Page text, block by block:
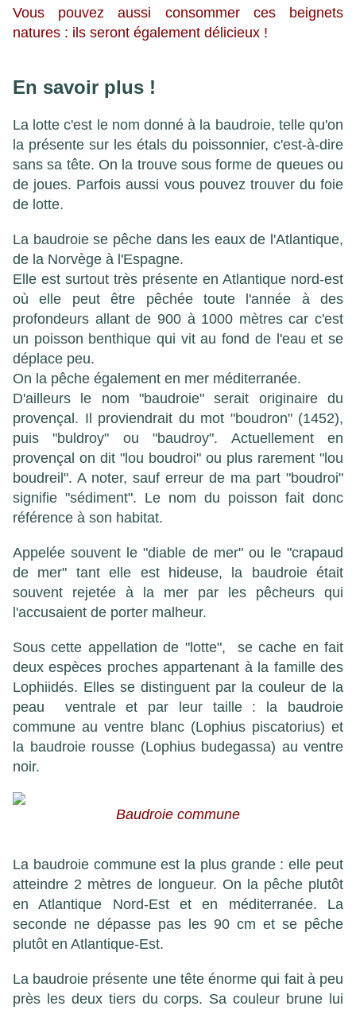
Vous pouvez aussi consommer ces beignets
natures : ils seront également délicieux !
En savoir plus !
La lotte c'est le nom donné à la baudroie, telle qu'on
la présente sur les étals du poissonnier, c'est-à-dire
sans sa tête. On la trouve sous forme de queues ou
de joues. Parfois aussi vous pouvez trouver du foie
de lotte.
La baudroie se pêche dans les eaux de l'Atlantique,
de la Norvège à l'Espagne.
Elle est surtout très présente en Atlantique nord-est
où elle peut être pêchée toute l'année à des
profondeurs allant de 900 à 1000 mètres car c'est
un poisson benthique qui vit au fond de l'eau et se
déplace peu.
On la pêche également en mer méditerranée.
D'ailleurs le nom "baudroie" serait originaire du
provençal. Il proviendrait du mot "boudron" (1452),
puis "buldroy" ou "baudroy". Actuellement en
provençal on dit "lou boudroi" ou plus rarement "lou
boudreil". A noter, sauf erreur de ma part "boudroi"
signifie "sédiment". Le nom du poisson fait donc
référence à son habitat.
Appelée souvent le "diable de mer" ou le "crapaud
de mer" tant elle est hideuse, la baudroie était
souvent rejetée à la mer par les pêcheurs qui
l'accusaient de porter malheur.
Sous cette appellation de "lotte", se cache en fait
deux espèces proches appartenant à la famille des
Lophiidés. Elles se distinguent par la couleur de la
peau ventrale et par leur taille : la baudroie
commune au ventre blanc (Lophius piscatorius) et
la baudroie rousse (Lophius budegassa) au ventre
noir.
Baudroie commune
La baudroie commune est la plus grande : elle peut
atteindre 2 mètres de longueur. On la pêche plutôt
en Atlantique Nord-Est et en méditerranée. La
seconde ne dépasse pas les 90 cm et se pêche
plutôt en Atlantique-Est.
La baudroie présente une tête énorme qui fait à peu
près les deux tiers du corps. Sa couleur brune lui